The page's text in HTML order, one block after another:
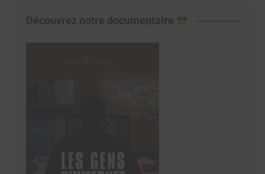
Découvrez notre documentaire